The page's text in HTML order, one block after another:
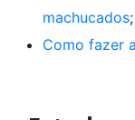
machucados;
Como fazer